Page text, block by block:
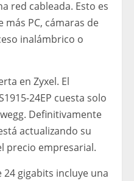
red cableada. Esto es
más PC, cámaras de
inalámbrico o
en Zyxel. El
24EP cuesta solo
Definitivamente
actualizando su
precio empresarial.
gigabits incluye una